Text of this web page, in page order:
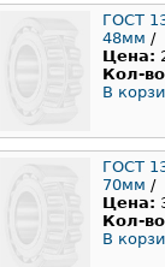
ГОСТ
48мм /
Цена:
Кол-
В
ГОСТ
70мм /
Цена:
Кол-
В